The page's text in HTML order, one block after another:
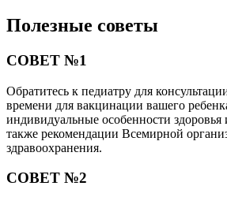
Полезные советы
СОВЕТ №1
Обратитесь к педиатру для
времени для вакцинации вашего
индивидуальные особенности здоровья
также рекомендации Всемирной
здравоохранения.
СОВЕТ №2